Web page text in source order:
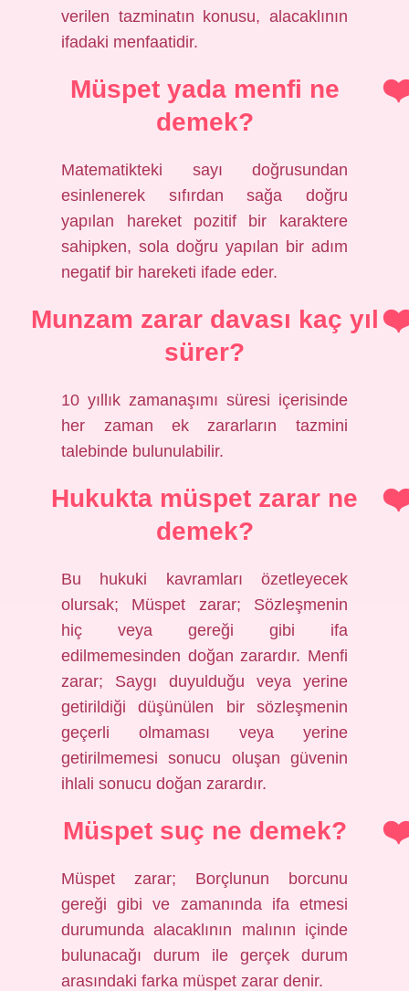
verilen tazminatın konusu, alacaklının
ifadaki menfaatidir.
Müspet yada menfi ne
demek?
Matematikteki sayı doğrusundan
esinlenerek sıfırdan sağa doğru
yapılan hareket pozitif bir karaktere
sahipken, sola doğru yapılan bir adım
negatif bir hareketi ifade eder.
Munzam zarar davası kaç yıl
sürer?
10 yıllık zamanaşımı süresi içerisinde
her zaman ek zararların tazmini
talebinde bulunulabilir.
Hukukta müspet zarar ne
demek?
Bu hukuki kavramları özetleyecek
olursak; Müspet zarar; Sözleşmenin
hiç veya gereği gibi ifa
edilmemesinden doğan zarardır. Menfi
zarar; Saygı duyulduğu veya yerine
getirildiği düşünülen bir sözleşmenin
geçerli olmaması veya yerine
getirilmemesi sonucu oluşan güvenin
ihlali sonucu doğan zarardır.
Müspet suç ne demek?
Müspet zarar; Borçlunun borcunu
gereği gibi ve zamanında ifa etmesi
durumunda alacaklının malının içinde
bulunacağı durum ile gerçek durum
arasındaki farka müspet zarar denir.